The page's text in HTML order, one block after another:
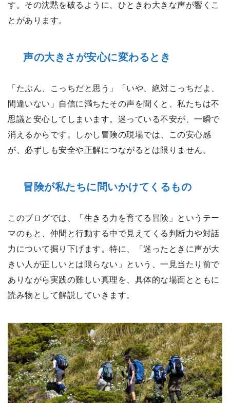
す。その沈黙を破るように、ひときわ大きな声が響くこ
とがあります。
声の大きさが安心に変わるとき
「たぶん、こっちだと思う」「いや、絶対こっちだよ、
間違いない」自信に満ちたその声を聞くと、私たちは不
思議と安心してしまいます。迷っている不安が、一瞬で
消えるからです。しかし冒険の現場では、この安心感
が、必ずしも安全や正解につながるとは限りません。
冒険が私たちに問いかけてくるもの
このブログでは、「生きる力を育てる冒険」というテー
マのもと、仲間と行動する中で見えてくる判断力や対話
力について掘り下げます。特に、「迷ったときに声が大
きい人が正しいとは限らない」という、一見当たり前で
ありながら実践の難しい真理を、具体的な場面とともに
読み物として解説していきます。